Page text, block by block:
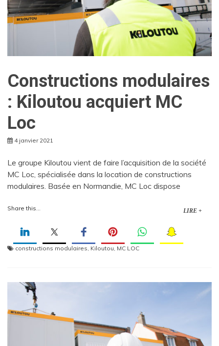
Constructions modulaires
: Kiloutou acquiert MC
Loc
4 janvier 2021
Le groupe Kiloutou vient de faire l’acquisition de la société
MC Loc, spécialisée dans la location de constructions
modulaires. Basée en Normandie, MC Loc dispose
Share this... LIRE +
constructions modulaires, Kiloutou, MC LOC